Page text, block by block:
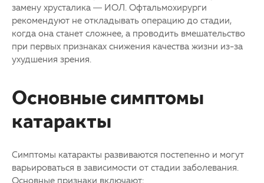
замену хрусталика — ИОЛ. Офтальмохирурги
рекомендуют не откладывать операцию до стадии,
когда она станет сложнее, а проводить вмешательство
при первых признаках снижения качества жизни из-за
ухудшения зрения.
Основные симптомы
катаракты
Симптомы катаракты развиваются постепенно и могут
варьироваться в зависимости от стадии заболевания.
Основные признаки включают: